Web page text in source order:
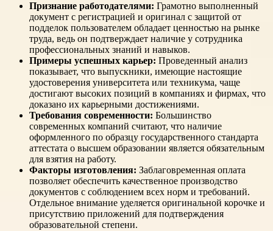
Признание работодателями: Грамотно выполненный
документ с регистрацией и оригинал с защитой от
подделок пользователем обладает ценностью на рынке
труда, ведь он подтверждает наличие у сотрудника
профессиональных знаний и навыков.
Примеры успешных карьер: Проведенный анализ
показывает, что выпускники, имеющие настоящие
удостоверения университета или техникума, чаще
достигают высоких позиций в компаниях и фирмах, что
доказано их карьерными достижениями.
Требования современности: Большинство
современных компаний считают, что наличие
оформленного по образцу государственного стандарта
аттестата о высшем образовании является обязательным
для взятия на работу.
Факторы изготовления: Заблаговременная оплата
позволяет обеспечить качественное производство
документов с соблюдением всех норм и требований.
Отдельное внимание уделяется оригинальной корочке и
присутствию приложений для подтверждения
образовательной степени.